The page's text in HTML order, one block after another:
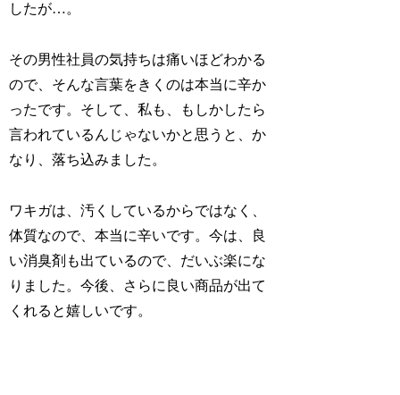
したが…。
その男性社員の気持ちは痛いほどわかる
ので、そんな言葉をきくのは本当に辛か
ったです。そして、私も、もしかしたら
言われているんじゃないかと思うと、か
なり、落ち込みました。
ワキガは、汚くしているからではなく、
体質なので、本当に辛いです。今は、良
い消臭剤も出ているので、だいぶ楽にな
りました。今後、さらに良い商品が出て
くれると嬉しいです。